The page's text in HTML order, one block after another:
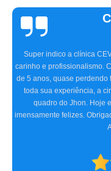
preocupados porque
irritado, às vezes quase
detectou o problema,
procedimentos
acompanhamento foram
operatório. Indicamos a